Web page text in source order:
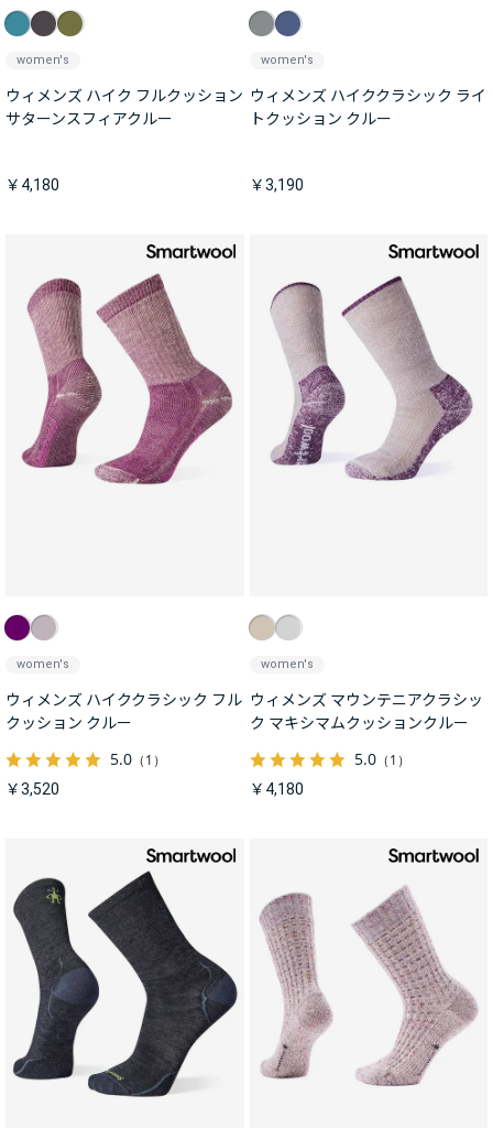
women's
ウィメンズ ハイク フルクッション
サターンスフィアクルー
￥4,180
women's
ウィメンズ ハイククラシック ライ
トクッション クルー
￥3,190
women's
ウィメンズ ハイククラシック フル
クッション クルー
5.0 （1）
￥3,520
women's
ウィメンズ マウンテニアクラシッ
ク マキシマムクッションクルー
5.0（1）
￥4,180